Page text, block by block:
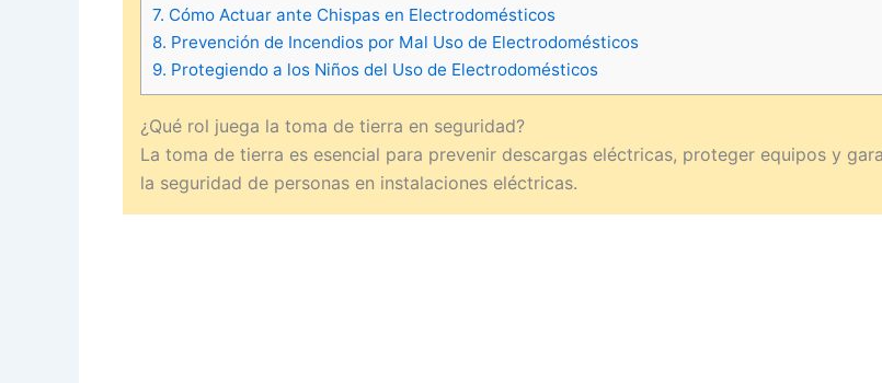
7. Cómo Actuar ante Chispas en Electrodomésticos
8. Prevención de Incendios por Mal Uso de Electrodomésticos
9. Protegiendo a los Niños del Uso de Electrodomésticos
¿Qué rol juega la toma de tierra en seguridad?
La toma de tierra es esencial para prevenir descargas eléctricas, proteger equipos y
la seguridad de personas en instalaciones eléctricas.